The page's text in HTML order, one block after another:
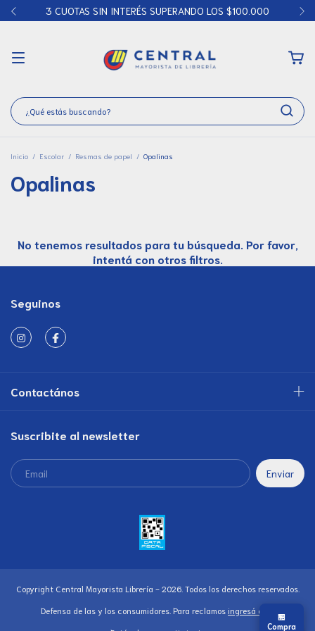
3 CUOTAS SIN INTERÉS SUPERANDO LOS $100.000
Inicio / Escolar / Resmas de papel / Opalinas
Opalinas
No tenemos resultados para tu búsqueda. Por favor,
intentá con otros filtros.
Seguinos
Contactános
Suscribite al newsletter
Copyright Central Mayorista Librería - 2026. Todos los derechos reservados.
Defensa de las y los consumidores. Para reclamos ingresá acá.
🏪
Compra